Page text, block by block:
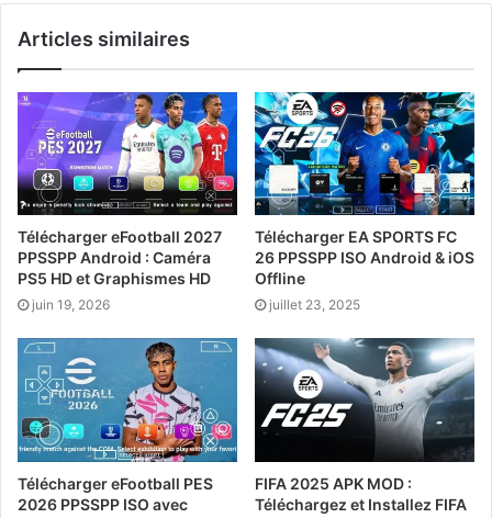
Articles similaires
Télécharger eFootball 2027
PPSSPP Android : Caméra
PS5 HD et Graphismes HD
juin 19, 2026
Télécharger EA SPORTS FC
26 PPSSPP ISO Android & iOS
Offline
juillet 23, 2025
Télécharger eFootball PES
2026 PPSSPP ISO avec
FIFA 2025 APK MOD :
Téléchargez et Installez FIFA